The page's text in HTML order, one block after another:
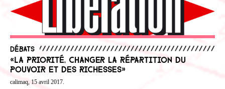
Débats
«La priorité, changer la répartition du
pouvoir et des richesses»
calimaq, 15 avril 2017.